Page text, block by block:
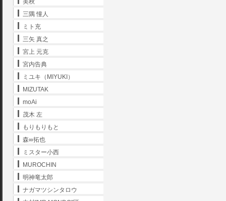
美秋
三隅 憧人
ミト充
三矢 真之
宮上 元克
宮内告典
ミユキ（MIYUKI）
MIZUTAK
moAi
茂木 左
もりもりもと
森∞拓也
ミスター小西
MUROCHIN
明神竜太郎
ナガマツシンタロウ